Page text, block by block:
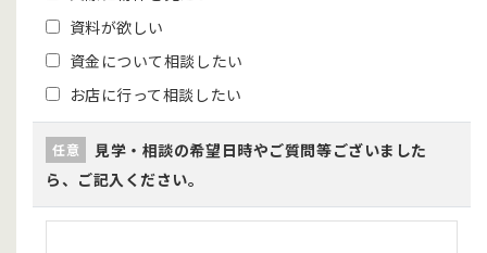
資料が欲しい
資金について相談したい
お店に行って相談したい
任意
見学・相談の希望日時やご質問等ございました
ら、ご記入ください。